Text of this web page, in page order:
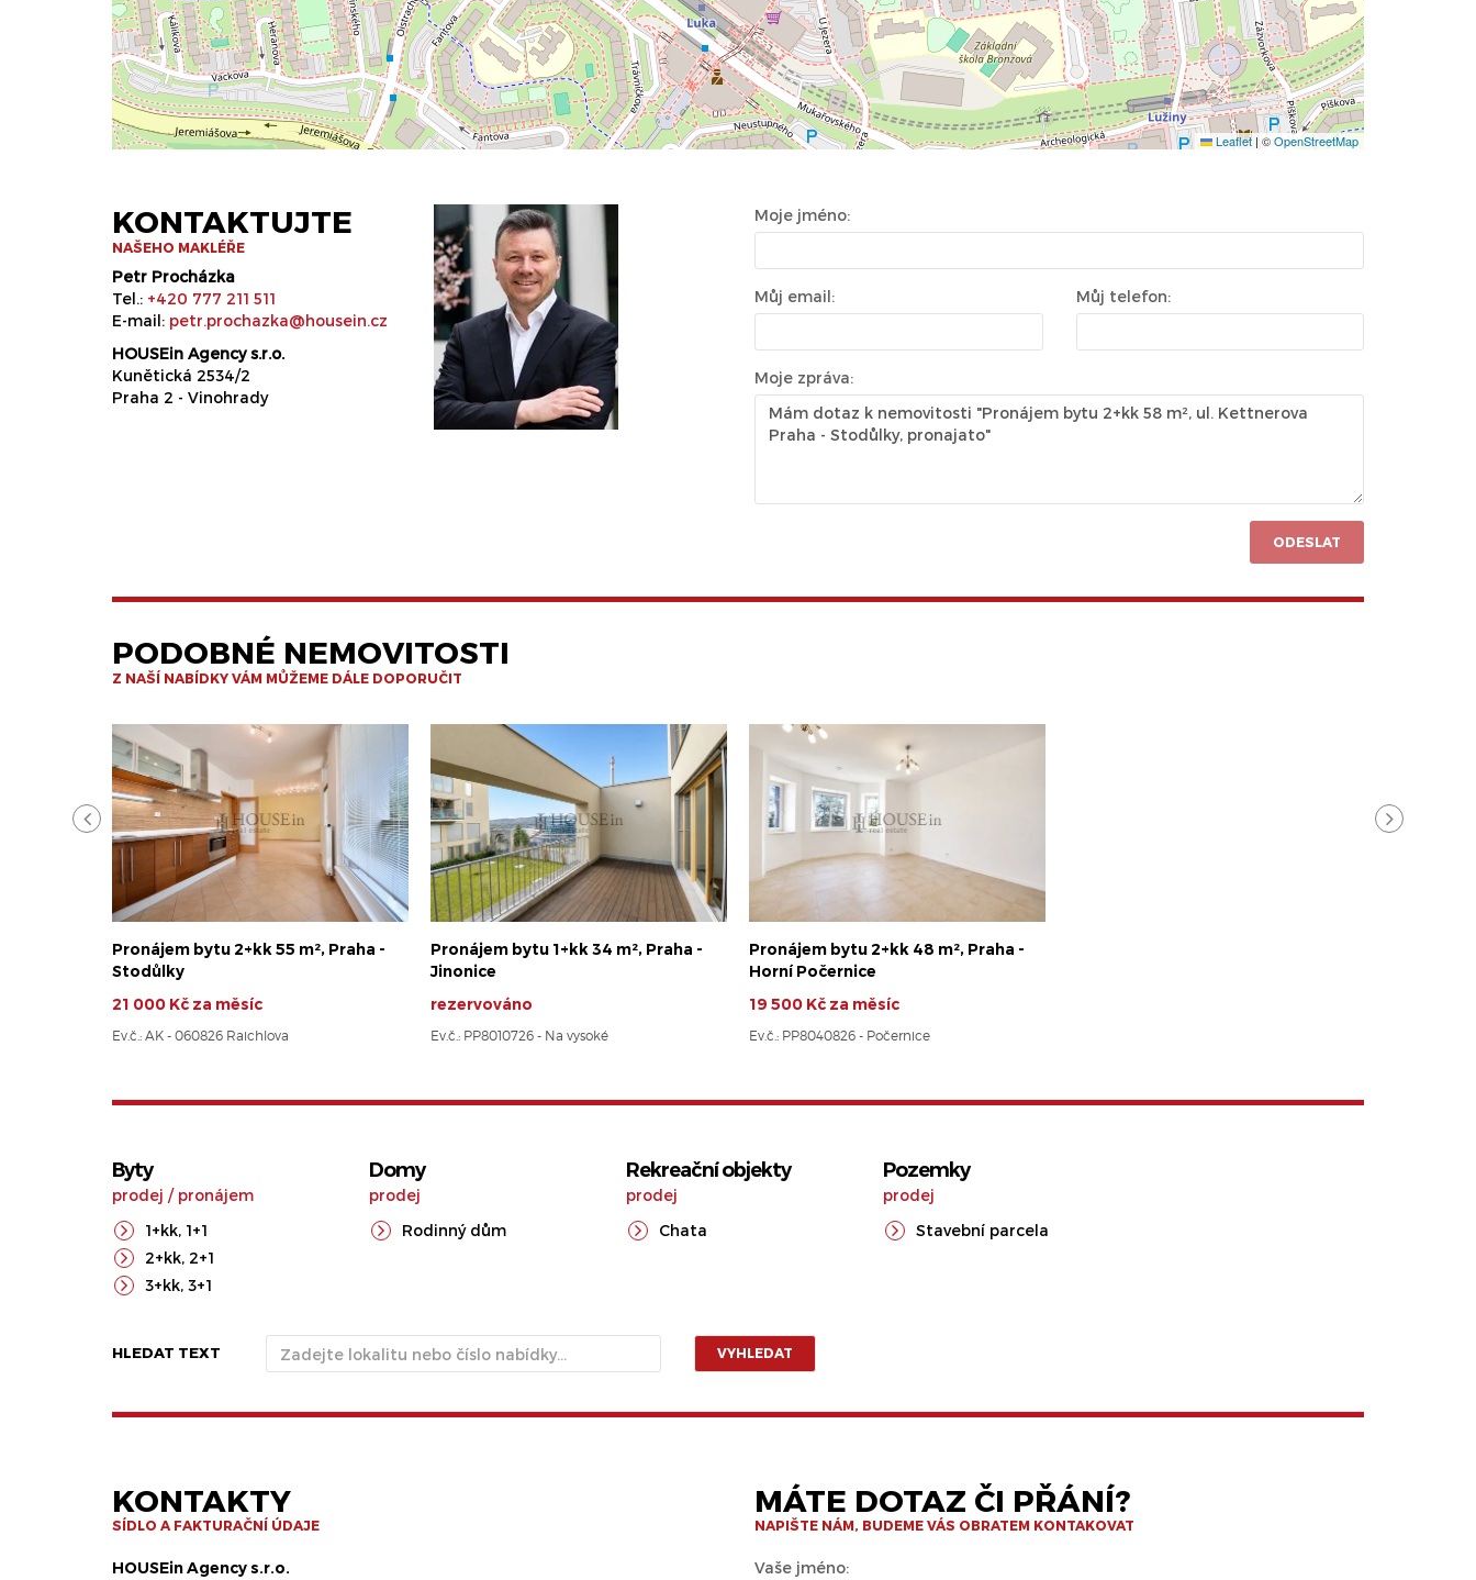
Leaflet | ©OpenStreetMap
KONTAKTUJTE
NAŠEHO MAKLÉŘE
Petr Procházka
Tel.: +420 777 211 511
E-mail: petr.prochazka@housein.cz
HOUSEin Agency s.r.o.
Kunětická 2534/2
Praha 2 - Vinohrady
Moje jméno:
Můj email: Můj telefon:
Moje zpráva:
ODESLAT
PODOBNÉ NEMOVITOSTI
Z NAŠÍ NABÍDKY VÁM MŮŽEME DÁLE DOPORUČIT
Pronájem bytu 2+kk 55 m², Praha -
Stodůlky
21 000 Kč za měsíc
Ev.č.: AK - 060826 Raichlova
Pronájem bytu 1+kk 34 m², Praha -
Jinonice
rezervováno
Ev.č.: PP8010726 - Na vysoké
Pronájem bytu 2+kk 48 m², Praha -
Horní Počernice
19 500 Kč za měsíc
Ev.č.: PP8040826 - Počernice
Byty
prodej / pronájem
1+kk, 1+1
2+kk, 2+1
3+kk, 3+1
Domy
prodej
Rodinný dům
Rekreační objekty
prodej
Chata
Pozemky
prodej
Stavební parcela
HLEDAT TEXT VYHLEDAT
KONTAKTY
SÍDLO A FAKTURAČNÍ ÚDAJE
HOUSEin Agency s.r.o.
MÁTE DOTAZ ČI PŘÁNÍ?
NAPIŠTE NÁM, BUDEME VÁS OBRATEM KONTAKOVAT
Vaše jméno: